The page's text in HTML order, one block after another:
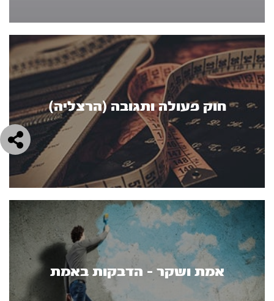
חוק פעולה ותגובה (הרצליה)
אמת ושקר - הדבקות באמת